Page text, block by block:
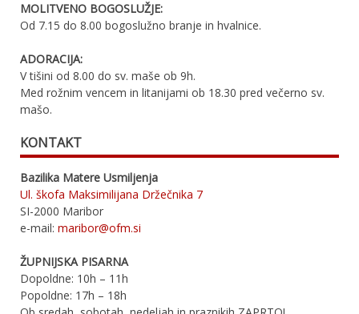
MOLITVENO BOGOSLUŽJE:
Od 7.15 do 8.00 bogoslužno branje in hvalnice.
ADORACIJA:
V tišini od 8.00 do sv. maše ob 9h.
Med rožnim vencem in litanijami ob 18.30 pred večerno sv.
mašo.
KONTAKT
Bazilika Matere Usmiljenja
Ul. škofa Maksimilijana Držečnika 7
SI-2000 Maribor
e-mail: maribor@ofm.si
ŽUPNIJSKA PISARNA
Dopoldne: 10h – 11h
Popoldne: 17h – 18h